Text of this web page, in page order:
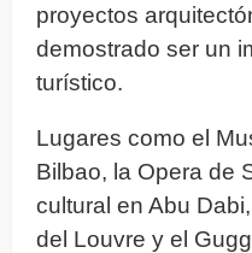
proyectos
demostrado ser un
turístico.
Lugares como el
Bilbao, la Opera de
cultural en Abu
del Louvre y el